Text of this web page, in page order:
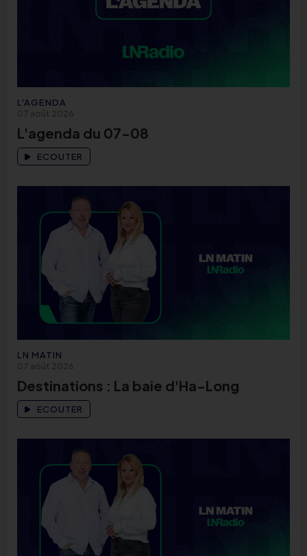
L'AGENDA
07 août 2026
L'agenda du 07-08
ECOUTER
LN MATIN
07 août 2026
Destinations : La baie d'Ha-Long
ECOUTER